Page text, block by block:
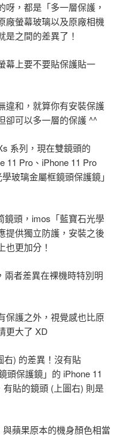
，都是「多一層保護，
廠螢幕玻璃以及原廠相機
是之間的差異了！
幕上要不要貼保護貼一
違和，就算你有安裝保護
卻可以多一層的保護 ^^
系列，現在雙鏡頭的
11 Pro、iPhone 11 Pro
玻璃金屬框鏡頭保護鏡」
鏡頭，imos「藍寶石光學
提供獨立防護，安裝之後
也更加分！
兩者差異在裸機時特別明
保護之外，視覺感也比原
更大了 XD
右) 的差異！沒有貼
頭保護鏡」的 iPhone 11
貼的鏡頭 (上圖右) 則是
蘋果原本的機身顏色相當